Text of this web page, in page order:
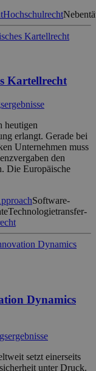
Hochschulrecht
Kartellrecht
heutigen
erlangt. Gerade bei
Unternehmen muss
den
Die Europäische
Software-
Technologietransfer-
Dynamics
setzt einerseits
unter Druck.